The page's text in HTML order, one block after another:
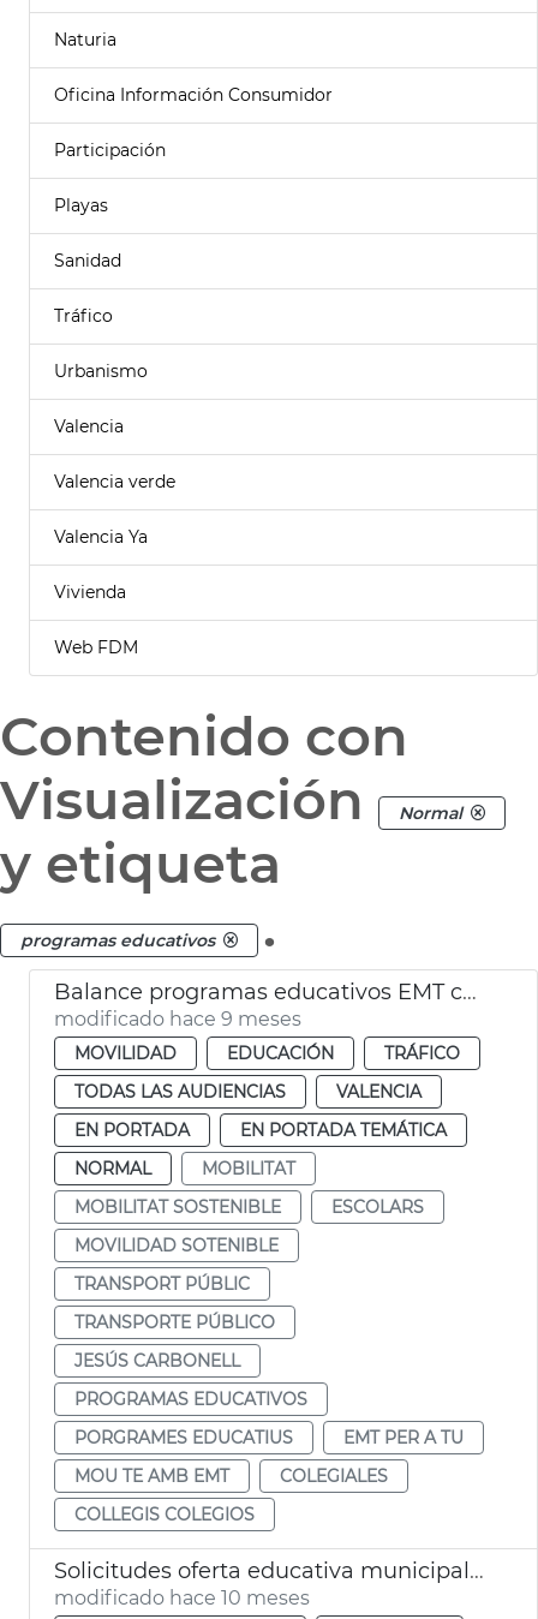
Naturia
Oficina Información Consumidor
Participación
Playas
Sanidad
Tráfico
Urbanismo
Valencia
Valencia verde
Valencia Ya
Vivienda
Web FDM
Contenido con
Visualización
Normal
y etiqueta
programas educativos .
Balance programas educativos EMT curso 2024-25
modificado hace 9 meses
MOVILIDAD EDUCACIÓN
TRÁFICO
TODAS LAS AUDIENCIAS
VALENCIA
EN PORTADA
EN PORTADA TEMÁTICA
NORMAL
MOBILITAT
MOBILITAT SOSTENIBLE
ESCOLARS
MOVILIDAD SOTENIBLE
TRANSPORT PÚBLIC
TRANSPORTE PÚBLICO
JESÚS CARBONELL
PROGRAMAS EDUCATIVOS
PORGRAMES EDUCATIUS
EMT PER A TU
MOU TE AMB EMT
COLEGIALES
COLLEGIS COLEGIOS
Solicitudes oferta educativa municipal 2025-26
modificado hace 10 meses